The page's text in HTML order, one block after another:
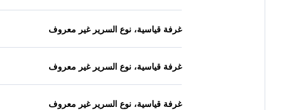
غرفة قياسية، نوع السرير غير معروف
غرفة قياسية، نوع السرير غير معروف
غرفة قياسية، نوع السرير غير معروف